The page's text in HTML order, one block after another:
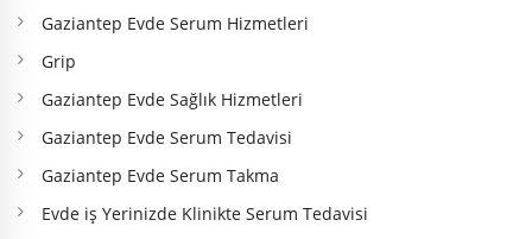
Gaziantep Evde Serum Hizmetleri
Grip
Gaziantep Evde Sağlık Hizmetleri
Gaziantep Evde Serum Tedavisi
Gaziantep Evde Serum Takma
Evde iş Yerinizde Klinikte Serum Tedavisi